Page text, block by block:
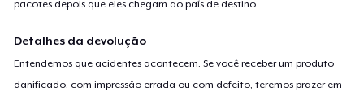
pacotes depois que eles chegam ao país de destino.
Detalhes da devolução
Entendemos que acidentes acontecem. Se você receber um produto
danificado, com impressão errada ou com defeito, teremos prazer em